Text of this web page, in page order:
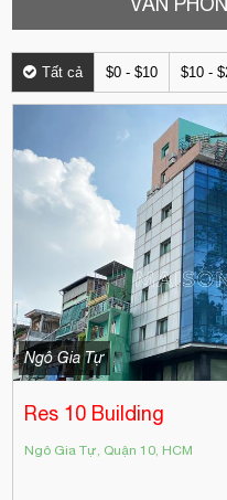
Tất cả $0 - $10 $10 -
Ngô Gia Tự
Res 10 Building
Ngô Gia Tự, Quận 10, HCM